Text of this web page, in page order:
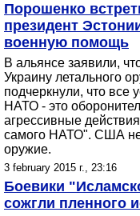
Порошенко
президент
военную помощь
В альянсе заявили,
Украину летального
подчеркнули, что все
НАТО - это
агрессивные
самого НАТО". США не
оружие.
3 february 2015 г., 23:16
Боевики
сожгли пленного